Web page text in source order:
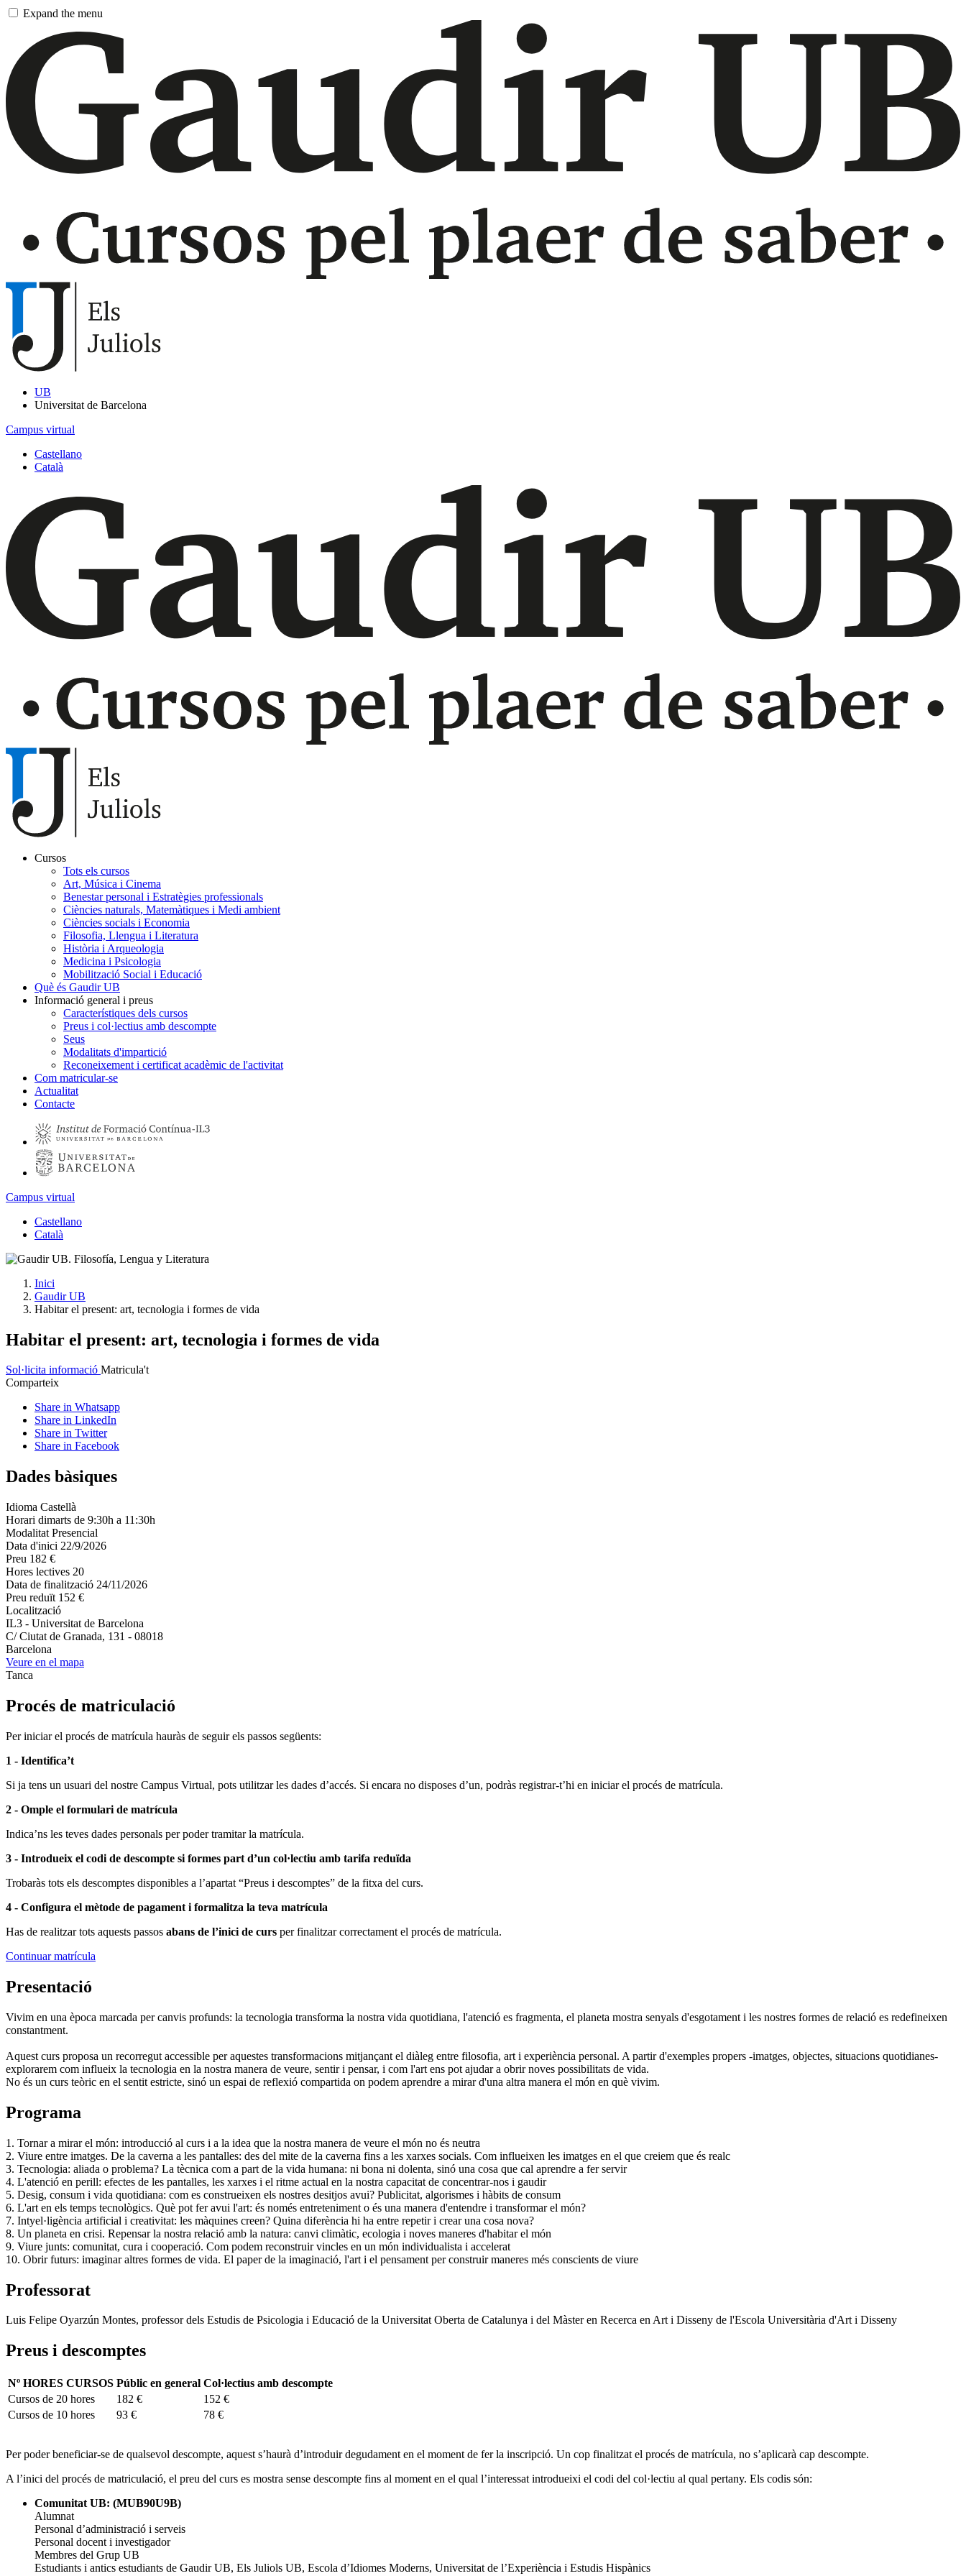
Pasar
contingut
principal
Expand the menu
UB
Universitat de Barcelona
Campus virtual
Castellano
Català
Navegación
principal
Gaudir
Cursos
Tots els cursos
Art, Música i Cinema
Benestar personal i Estratègies professionals
Ciències naturals, Matemàtiques i Medi ambient
Ciències socials i Economia
Filosofia, Llengua i Literatura
Història i Arqueologia
Medicina i Psicologia
Mobilització Social i Educació
Què és Gaudir UB
Informació general i preus
Característiques dels cursos
Preus i col·lectius amb descompte
Seus
Modalitats d'impartició
Reconeixement i certificat acadèmic de l'activitat
Com matricular-se
Actualitat
Contacte
Campus virtual
Castellano
Català
Inici
Gaudir UB
Habitar el present: art, tecnologia i formes de vida
Habitar el present: art, tecnologia i formes de vida
Sol·licita informació Matricula't
Comparteix
Share in Whatsapp
Share in LinkedIn
Share in Twitter
Share in Facebook
Dades bàsiques
Idioma Castellà
Horari dimarts de 9:30h a 11:30h
Modalitat Presencial
Data d'inici 22/9/2026
Preu 182 €
Hores lectives 20
Data de finalització 24/11/2026
Preu reduït 152 €
Localització
IL3 - Universitat de Barcelona
C/ Ciutat de Granada, 131 - 08018
Barcelona
Veure en el mapa
Tanca
Procés de matriculació
Per iniciar el procés de matrícula hauràs de seguir els passos següents:
1 - Identifica’t
Si ja tens un usuari del nostre Campus Virtual, pots utilitzar les dades d’accés. Si encara no disposes d’un, podràs registrar-t’hi en iniciar el procés de matrícula.
2 - Omple el formulari de matrícula
Indica’ns les teves dades personals per poder tramitar la matrícula.
3 - Introdueix el codi de descompte si formes part d’un col·lectiu amb tarifa reduïda
Trobaràs tots els descomptes disponibles a l’apartat “Preus i descomptes” de la fitxa del curs.
4 - Configura el mètode de pagament i formalitza la teva matrícula
Has de realitzar tots aquests passos abans de l’inici de curs per finalitzar correctament el procés de matrícula.
Continuar matrícula
Presentació
Vivim en una època marcada per canvis profunds: la tecnologia transforma la nostra vida quotidiana, l'atenció es fragmenta, el planeta mostra senyals d'esgotament i les nostres formes de relació es redefineixen
constantment.
Aquest curs proposa un recorregut accessible per aquestes transformacions mitjançant el diàleg entre filosofia, art i experiència personal. A partir d'exemples propers -imatges, objectes, situacions quotidianes-
explorarem com influeix la tecnologia en la nostra manera de veure, sentir i pensar, i com l'art ens pot ajudar a obrir noves possibilitats de vida.
No és un curs teòric en el sentit estricte, sinó un espai de reflexió compartida on podem aprendre a mirar d'una altra manera el món en què vivim.
Programa
1. Tornar a mirar el món: introducció al curs i a la idea que la nostra manera de veure el món no és neutra
2. Viure entre imatges. De la caverna a les pantalles: des del mite de la caverna fins a les xarxes socials. Com influeixen les imatges en el que creiem que és realc
3. Tecnologia: aliada o problema? La tècnica com a part de la vida humana: ni bona ni dolenta, sinó una cosa que cal aprendre a fer servir
4. L'atenció en perill: efectes de les pantalles, les xarxes i el ritme actual en la nostra capacitat de concentrar-nos i gaudir
5. Desig, consum i vida quotidiana: com es construeixen els nostres desitjos avui? Publicitat, algorismes i hàbits de consum
6. L'art en els temps tecnològics. Què pot fer avui l'art: és només entreteniment o és una manera d'entendre i transformar el món?
7. Intyel·ligència artificial i creativitat: les màquines creen? Quina diferència hi ha entre repetir i crear una cosa nova?
8. Un planeta en crisi. Repensar la nostra relació amb la natura: canvi climàtic, ecologia i noves maneres d'habitar el món
9. Viure junts: comunitat, cura i cooperació. Com podem reconstruir vincles en un món individualista i accelerat
10. Obrir futurs: imaginar altres formes de vida. El paper de la imaginació, l'art i el pensament per construir maneres més conscients de viure
Professorat
Luis Felipe Oyarzún Montes, professor dels Estudis de Psicologia i Educació de la Universitat Oberta de Catalunya i del Màster en Recerca en Art i Disseny de l'Escola Universitària d'Art i Disseny
Preus i descomptes
Nº HORES CURSOS Públic en general Col·lectius amb descompte
Cursos de 20 hores
182 €
152 €
Cursos de 10 hores
93 € 78 €
Per poder beneficiar-se de qualsevol descompte, aquest s’haurà d’introduir degudament en el moment de fer la inscripció. Un cop finalitzat el procés de matrícula, no s’aplicarà cap descompte.
A l’inici del procés de matriculació, el preu del curs es mostra sense descompte fins al moment en el qual l’interessat introdueixi el codi del col·lectiu al qual pertany. Els codis són:
Comunitat UB: (MUB90U9B)
Alumnat
Personal d’administració i serveis
Personal docent i investigador
Membres del Grup UB
Estudiants i antics estudiants de Gaudir UB, Els Juliols UB, Escola d’Idiomes Moderns, Universitat de l’Experiència i Estudis Hispànics